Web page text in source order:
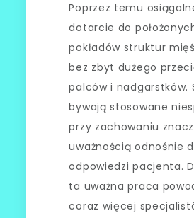
Poprzez temu
dotarcie do
pokładów struktur
bez zbyt dużego
palców i nadgarstków.
bywają stosowane
przy zachowaniu
uważnością odnośnie
odpowiedzi pacjenta.
ta uważna praca
coraz więcej